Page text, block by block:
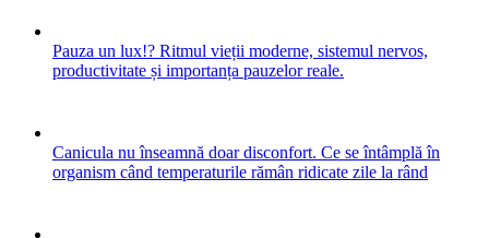
Pauza un lux!? Ritmul vieții moderne, sistemul nervos,
productivitate și importanța pauzelor reale.
Canicula nu înseamnă doar disconfort. Ce se întâmplă în
organism când temperaturile rămân ridicate zile la rând